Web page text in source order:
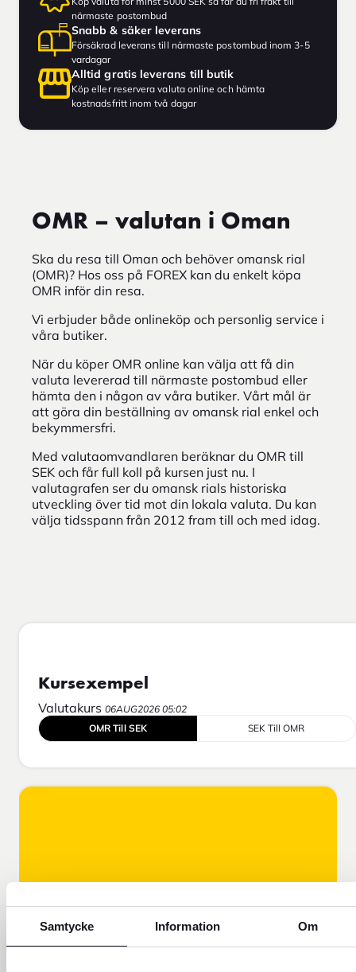
Samtycke Information Om
närmaste postombud
Snabb & säker leverans
Försäkrad leverans till närmaste postombud inom 3-5
vardagar
Alltid gratis leverans till butik
Köp eller reservera valuta online och hämta
kostnadsfritt inom två dagar
OMR – valutan i Oman
Ska du resa till Oman och behöver omansk rial
(OMR)? Hos oss på FOREX kan du enkelt köpa
OMR inför din resa.
Vi erbjuder både onlineköp och personlig service i
våra butiker.
När du köper OMR online kan välja att få din
valuta levererad till närmaste postombud eller
hämta den i någon av våra butiker. Vårt mål är
att göra din beställning av omansk rial enkel och
bekymmersfri.
Med valutaomvandlaren beräknar du OMR till
SEK och får full koll på kursen just nu. I
valutagrafen ser du omansk rials historiska
utveckling över tid mot din lokala valuta. Du kan
välja tidsspann från 2012 fram till och med idag.
Kursexempel
Valutakurs 06AUG2026 05:02
OMR Till SEK
SEK Till OMR